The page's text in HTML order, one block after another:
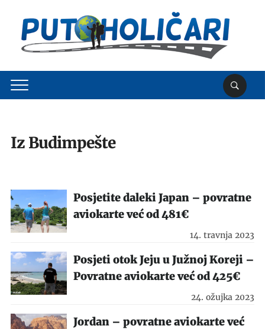
Iz Budimpešte
Posjetite daleki Japan – povratne
aviokarte već od 481€
14. travnja 2023
Posjeti otok Jeju u Južnoj Koreji –
Povratne aviokarte već od 425€
24. ožujka 2023
Jordan – povratne aviokarte već